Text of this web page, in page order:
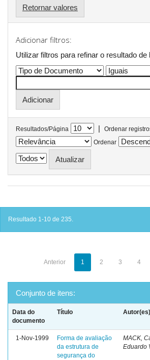
Retornar valores
Adicionar filtros:
Utilizar filtros para refinar o resultado de
Resultados/Página |
Ordenar
Ordenar
Resultado 1-10 de 235.
Anterior 1 2 3 4
Conjunto de itens:
Data do
documento
Título Autor(es)
1-Nov-1999
Forma de avaliação
da estrutura de
segurança do
MACK,
Eduardo